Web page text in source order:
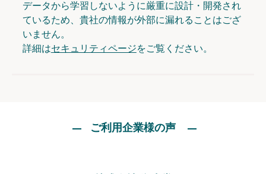
データから学習しないように厳重に設計・開発され
ているため、貴社の情報が外部に漏れることはござ
いません。
詳細はセキュリティページをご覧ください。
ご利用企業様の声